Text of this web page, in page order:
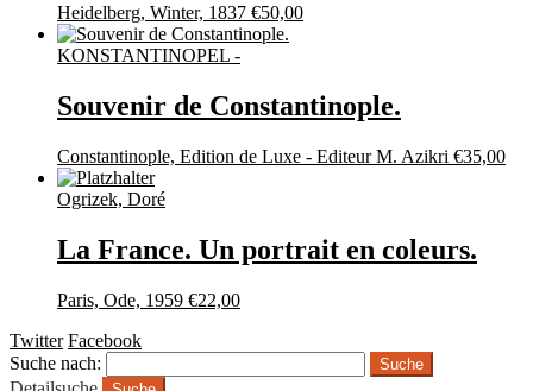
Heidelberg, Winter, 1837 €50,00
KONSTANTINOPEL -
Souvenir de Constantinople.
Constantinople, Edition de Luxe - Editeur M. Azikri €35,00
Ogrizek, Doré
La France. Un portrait en coleurs.
Paris, Ode, 1959 €22,00
Twitter Facebook
Suche nach: